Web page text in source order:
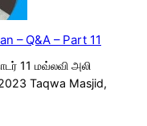
– Q&A – Part 11
11 மவ்லவி அலி
Taqwa Masjid,